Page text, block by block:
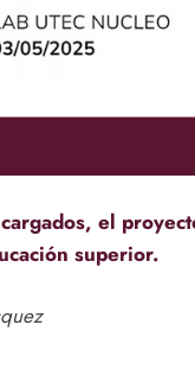
el
superior.